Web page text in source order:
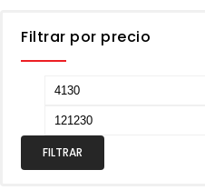
Filtrar por precio
FILTRAR